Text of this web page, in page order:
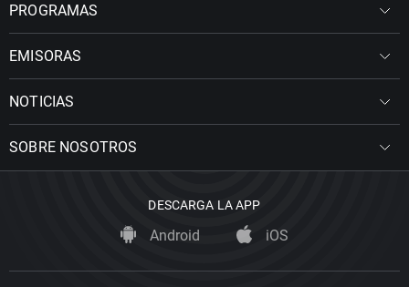
PROGRAMAS
EMISORAS
NOTICIAS
SOBRE NOSOTROS
DESCARGA LA APP
Android iOS